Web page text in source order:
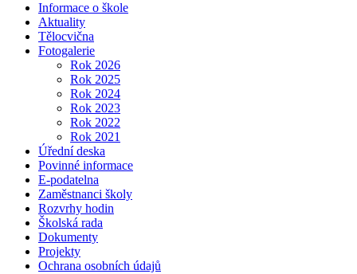
Informace o škole
Aktuality
Tělocvična
Fotogalerie
Rok 2026
Rok 2025
Rok 2024
Rok 2023
Rok 2022
Rok 2021
Úřední deska
Povinné informace
E-podatelna
Zaměstnanci školy
Rozvrhy hodin
Školská rada
Dokumenty
Projekty
Ochrana osobních údajů